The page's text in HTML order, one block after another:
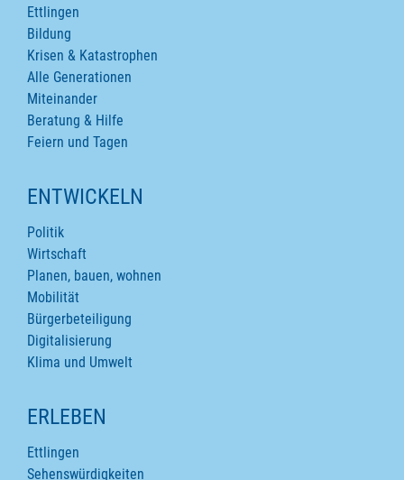
Ettlingen
Bildung
Krisen & Katastrophen
Alle Generationen
Miteinander
Beratung & Hilfe
Feiern und Tagen
ENTWICKELN
Politik
Wirtschaft
Planen, bauen, wohnen
Mobilität
Bürgerbeteiligung
Digitalisierung
Klima und Umwelt
ERLEBEN
Ettlingen
Sehenswürdigkeiten